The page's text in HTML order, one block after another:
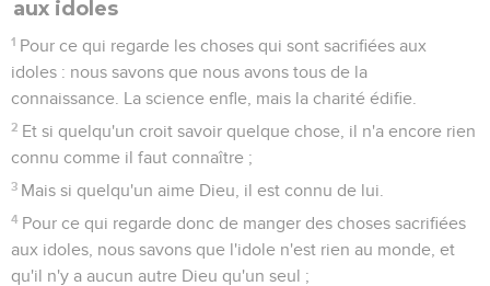
aux idoles
1 Pour ce qui regarde les choses qui sont sacrifiées aux
idoles : nous savons que nous avons tous de la
connaissance. La science enfle, mais la charité édifie.
2 Et si quelqu'un croit savoir quelque chose, il n'a encore rien
connu comme il faut connaître ;
3 Mais si quelqu'un aime Dieu, il est connu de lui.
4 Pour ce qui regarde donc de manger des choses sacrifiées
aux idoles, nous savons que l'idole n'est rien au monde, et
qu'il n'y a aucun autre Dieu qu'un seul ;